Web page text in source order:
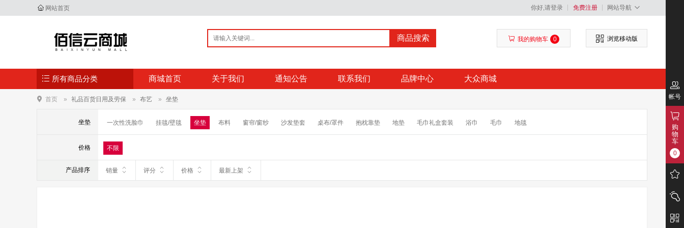
网站首页 你好,请登录 免费注册 网站导航
商品搜索 我的购物车 0 浏览移动版
所有商品分类 商城首页 关于我们 通知公告 联系我们 品牌中心 大众商城
首页 礼品百货日用及劳保 布艺 坐垫
坐垫 一次性洗脸巾 挂毯/壁毯 坐垫 布料 窗帘/窗纱 沙发垫套 桌布/罩件 抱枕靠垫 地垫 毛巾礼盒套装 浴巾 毛巾 地毯
价格 不限
产品排序 销量 评分 价格 最新上架
帐号
购
物
车
0